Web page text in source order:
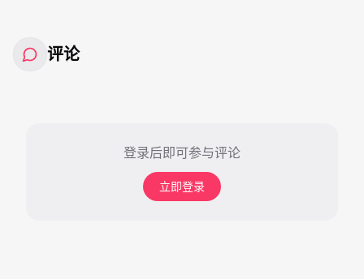
评论
登录后即可参与评论
立即登录